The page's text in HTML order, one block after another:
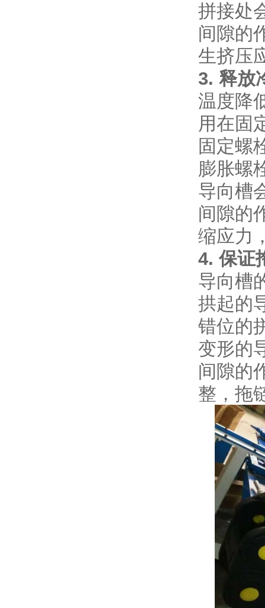
拼接处
间隙的
生挤压
3. 释放
温度降
用在固
固定螺
膨胀螺
导向槽
间隙的
缩应力
4. 保证
导向槽
拱起的
错位的
变形的
间隙的
整，拖